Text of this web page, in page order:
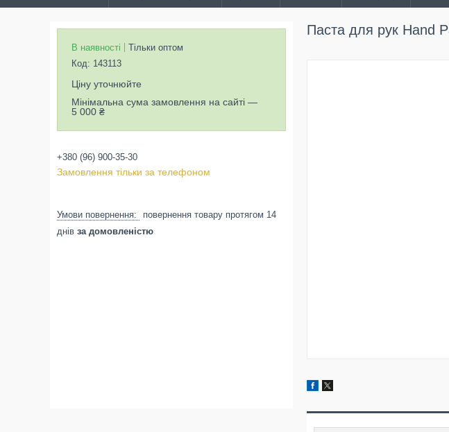
Паста для рук Hand
В наявності
Тільки оптом
Код: 143113
Ціну уточнюйте
Мінімальна сума замовлення на сайті —
5 000 ₴
+380 (96) 900-35-30
Замовлення тільки за телефоном
повернення товару протягом 14
днів за домовленістю